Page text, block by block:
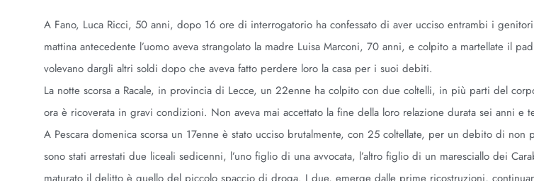
A Fano, Luca Ricci, 50 anni, dopo 16 ore di interrogatorio ha confessato di aver ucciso entrambi i
mattina antecedente l’uomo aveva strangolato la madre Luisa Marconi, 70 anni, e colpito a martellate il
volevano dargli altri soldi dopo che aveva fatto perdere loro la casa per i suoi debiti.
La notte scorsa a Racale, in provincia di Lecce, un 22enne ha colpito con due coltelli, in più parti del
ora è ricoverata in gravi condizioni. Non aveva mai accettato la fine della loro relazione durata sei anni e
A Pescara domenica scorsa un 17enne è stato ucciso brutalmente, con 25 coltellate, per un debito di
sono stati arrestati due liceali sedicenni, l’uno figlio di una avvocata, l’altro figlio di un maresciallo dei